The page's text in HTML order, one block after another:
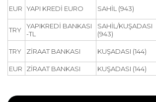
EUR YAPI KREDİ EURO SAHİL (943)
TRY
YAPIKREDİ BANKASI
-TL
SAHİL/KUŞADASI
(943)
TRY ZİRAAT BANKASI KUŞADASI (144)
EUR
ZİRAAT BANKASI KUŞADASI (144)